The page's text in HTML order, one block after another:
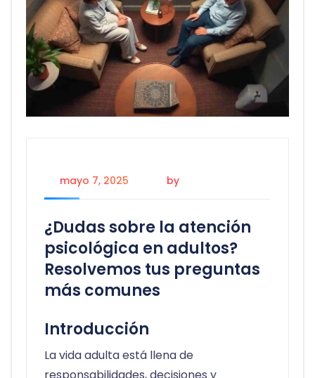
mayo 7, 2025 by
¿Dudas sobre la atención
psicológica en adultos?
Resolvemos tus preguntas
más comunes
Introducción
La vida adulta está llena de